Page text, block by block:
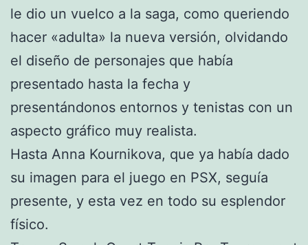
le dio un vuelco a la saga, como queriendo
hacer «adulta» la nueva versión, olvidando
el diseño de personajes que había
presentado hasta la fecha y
presentándonos entornos y tenistas con un
aspecto gráfico muy realista.
Hasta Anna Kournikova, que ya había dado
su imagen para el juego en PSX, seguía
presente, y esta vez en todo su esplendor
físico.